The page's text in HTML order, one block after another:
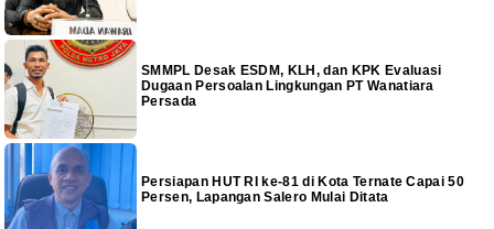
SMMPL Desak ESDM, KLH, dan KPK Evaluasi
Dugaan Persoalan Lingkungan PT Wanatiara
Persada
Persiapan HUT RI ke-81 di Kota Ternate Capai 50
Persen, Lapangan Salero Mulai Ditata